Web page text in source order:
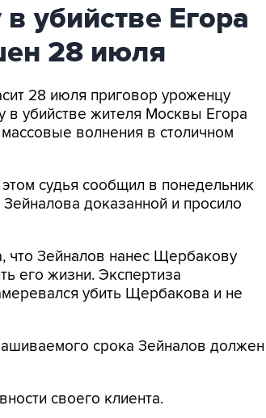
убийстве Егора
28 июля
28 июля приговор уроженцу
убийстве жителя Москвы Егора
волнения в столичном
судья сообщил в понедельник
доказанной и просило
что Зейналов нанес Щербакову
его жизни. Экспертиза
убить Щербакова и не
срока Зейналов должен
своего клиента.